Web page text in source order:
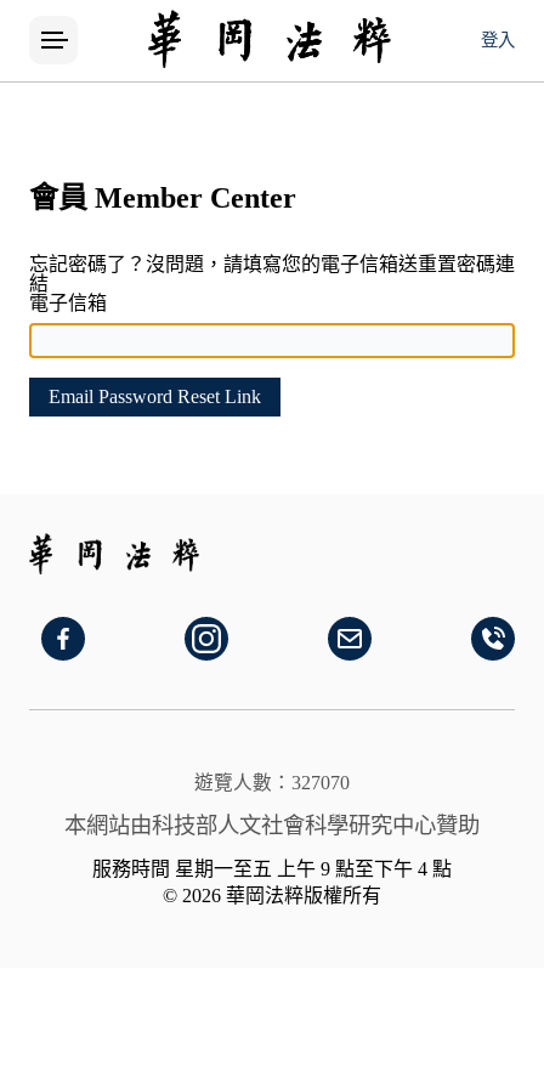
登入
會員 Member Center
忘記密碼了？沒問題，請填寫您的電子信箱送重置密碼連
結
電子信箱
Email Password Reset Link
遊覽人數：327070
本網站由科技部人文社會科學研究中心贊助
服務時間 星期一至五 上午 9 點至下午 4 點
© 2026 華岡法粹版權所有